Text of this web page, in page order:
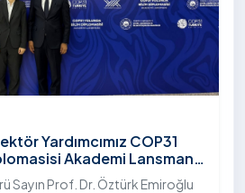
Yardımcımız COP31
Akademi Lansmanı
Sayın Prof. Dr. Öztürk Emiroğlu